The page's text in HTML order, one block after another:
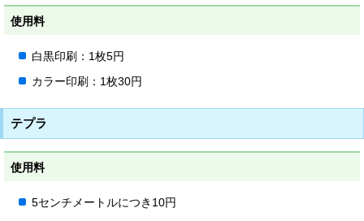
使用料
白黒印刷：1枚5円
カラー印刷：1枚30円
テプラ
使用料
5センチメートルにつき10円